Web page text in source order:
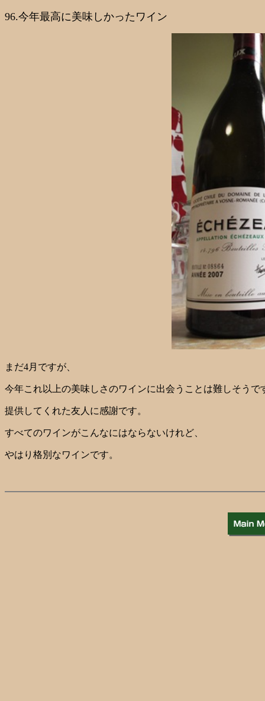
96.今年最高に美味しかったワイン
まだ4月ですが、
今年これ以上の美味しさのワインに出会うことは難しそうで
提供してくれた友人に感謝です。
すべてのワインがこんなにはならないけれど、
やはり格別なワインです。